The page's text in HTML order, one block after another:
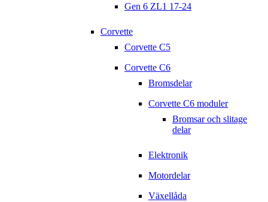
Gen 6 ZL1 17-24
Corvette
Corvette C5
Corvette C6
Bromsdelar
Corvette C6 moduler
Bromsar och slitage
delar
Elektronik
Motordelar
Växellåda